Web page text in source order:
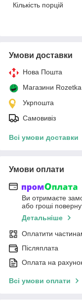
Кількість порцій
Умови доставки
Нова Пошта
Магазини Rozetka
Укрпошта
Самовивіз
Всі умови доставки
Умови оплати
Ви отримаєте
або гроші
Детальніше
Оплатити
Післяплата
Оплата на
Всі умови оплати